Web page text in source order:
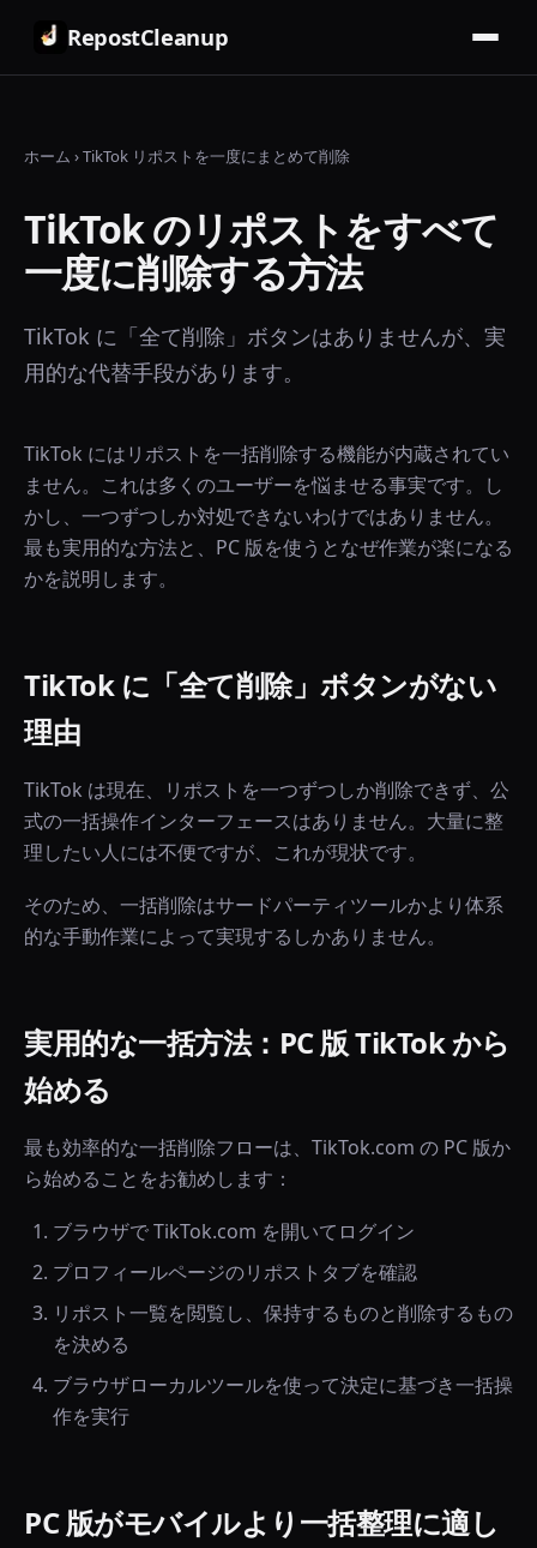
RepostCleanup
ホーム ›TikTok リポストを一度にまとめて削除
TikTok のリポストをすべて
一度に削除する方法
TikTok に「全て削除」ボタンはありませんが、実
用的な代替手段があります。
TikTok にはリポストを一括削除する機能が内蔵されてい
ません。これは多くのユーザーを悩ませる事実です。し
かし、一つずつしか対処できないわけではありません。
最も実用的な方法と、PC 版を使うとなぜ作業が楽になる
かを説明します。
TikTok に「全て削除」ボタンがない
理由
TikTok は現在、リポストを一つずつしか削除できず、公
式の一括操作インターフェースはありません。大量に整
理したい人には不便ですが、これが現状です。
そのため、一括削除はサードパーティツールかより体系
的な手動作業によって実現するしかありません。
実用的な一括方法：PC 版 TikTok から
始める
最も効率的な一括削除フローは、TikTok.com の PC 版か
ら始めることをお勧めします：
ブラウザで TikTok.com を開いてログイン
プロフィールページのリポストタブを確認
リポスト一覧を閲覧し、保持するものと削除するもの
を決める
ブラウザローカルツールを使って決定に基づき一括操
作を実行
PC 版がモバイルより一括整理に適し